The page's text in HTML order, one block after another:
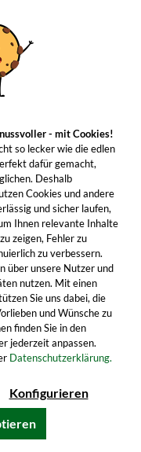
Miniatur)
mit dem
- mit Cookies!
so lecker wie die edlen
dafür gemacht,
Deshalb
Cookies und andere
und sicher laufen,
Ihnen relevante Inhalte
zeigen, Fehler zu
zu verbessern.
über unsere Nutzer und
nutzen. Mit einen
Sie uns dabei, die
und Wünsche zu
finden Sie in den
jederzeit anpassen.
Datenschutzerklärung.
Konfigurieren